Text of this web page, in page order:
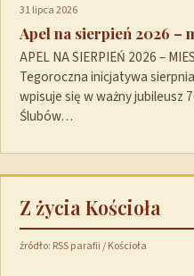
31 lipca 2026
Apel na sierpień 2026 –
APEL NA SIERPIEŃ 2026 –
Tegoroczna inicjatywa
wpisuje się w ważny jubileusz
Ślubów…
Z życia Kościoła
źródło: RSS parafii / Kościoła